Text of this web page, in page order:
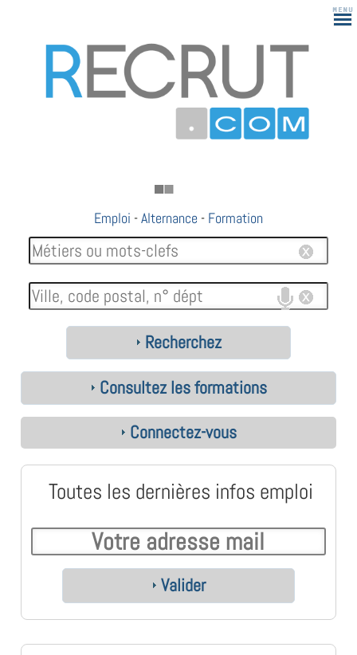
Emploi -Alternance - Formation
Recherchez
Consultez les formations
Connectez-vous
Toutes les dernières infos emploi
Valider